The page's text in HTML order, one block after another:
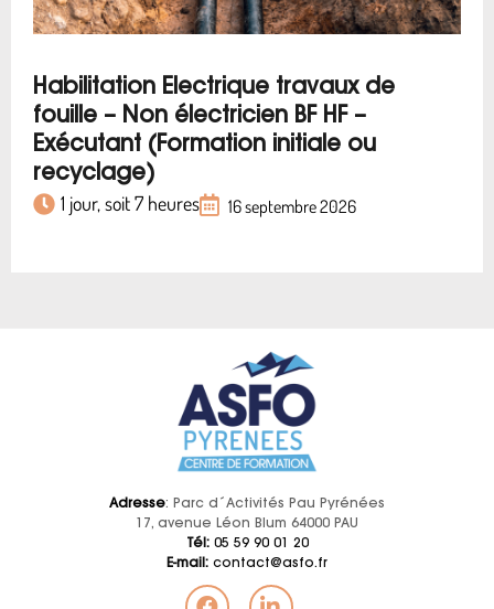
Habilitation Electrique travaux de
fouille – Non électricien BF HF –
Exécutant (Formation initiale ou
recyclage)
1 jour, soit 7 heures 16 septembre 2026
Adresse: Parc d´Activités Pau Pyrénées
17, avenue Léon Blum 64000 PAU
Tél:05 59 90 01 20
E-mail: contact@asfo.fr